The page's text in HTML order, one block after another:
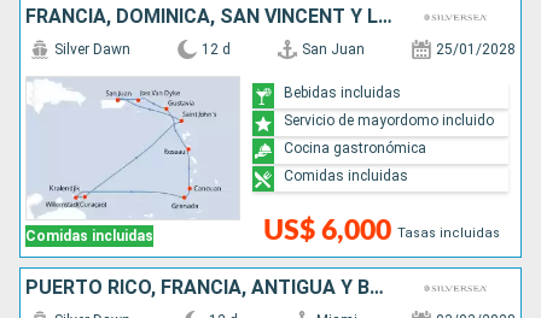
FRANCIA, DOMINICA, SAN VINCENT Y LAS GRANADINAS, GRENADA, ANTIGUA Y BARBUDA, PUERTO RICO
Comidas incluidas
Silver Dawn 12 d San Juan 25/01/2028
US$ 6,000 Tasas incluidas
Bebidas incluidas
Servicio de mayordomo incluido
Cocina gastronómica
Comidas incluidas
PUERTO RICO, FRANCIA, ANTIGUA Y BARBUDA, ESTADOS UNIDOS